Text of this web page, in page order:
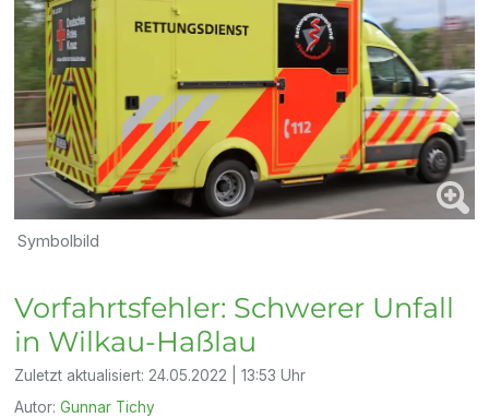
Symbolbild
Vorfahrtsfehler: Schwerer Unfall
in Wilkau-Haßlau
Zuletzt aktualisiert: 24.05.2022 | 13:53 Uhr
Autor:Gunnar Tichy